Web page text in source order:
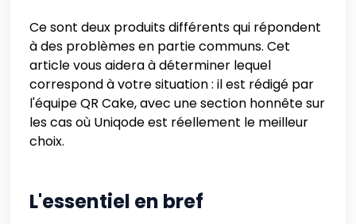
Ce sont deux produits différents qui répondent
à des problèmes en partie communs. Cet
article vous aidera à déterminer lequel
correspond à votre situation : il est rédigé par
l'équipe QR Cake, avec une section honnête sur
les cas où Uniqode est réellement le meilleur
choix.
L'essentiel en bref